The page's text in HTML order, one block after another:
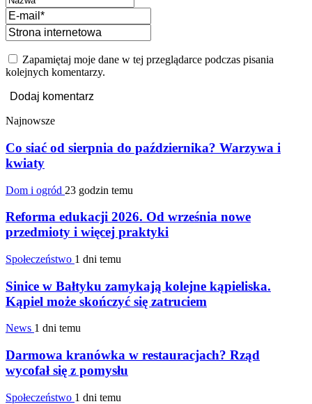
Zapamiętaj moje dane w tej przeglądarce podczas pisania
kolejnych komentarzy.
Najnowsze
Co siać od sierpnia do października? Warzywa i
kwiaty
Dom i ogród 23 godzin temu
Reforma edukacji 2026. Od września nowe
przedmioty i więcej praktyki
Społeczeństwo 1 dni temu
Sinice w Bałtyku zamykają kolejne kąpieliska.
Kąpiel może skończyć się zatruciem
News 1 dni temu
Darmowa kranówka w restauracjach? Rząd
wycofał się z pomysłu
Społeczeństwo 1 dni temu